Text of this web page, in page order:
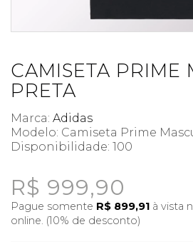
CAMISETA PRIME
PRETA
Marca: Adidas
Modelo: Camiseta Prime
Disponibilidade: 100
R$ 999,90
Pague somente R$ 899,91 à vista
online. (10% de desconto)